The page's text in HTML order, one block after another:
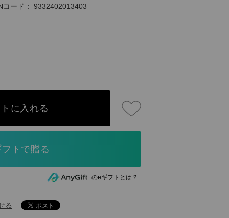
コード： 9332402013403
に入れる
のeギフトとは？
る